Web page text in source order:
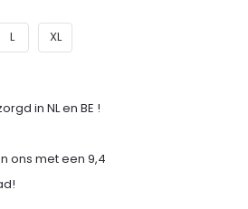
L XL
in NL en BE !
ons met een 9,4